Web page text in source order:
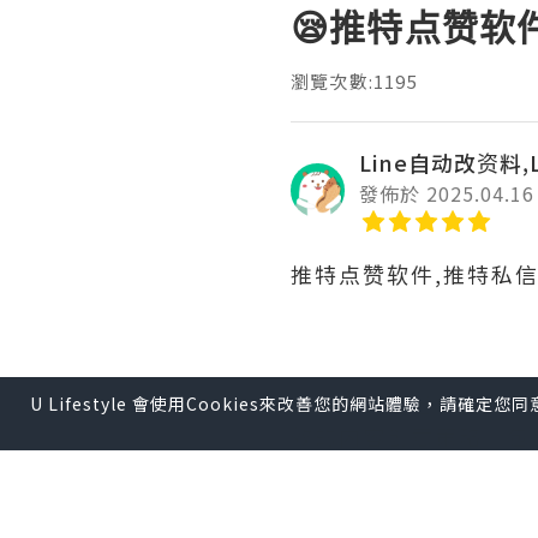
U Lifestyle 會使用Cookies來改善您的網站體驗，請確定您同
😪推特点赞软
瀏覽次數:1195
Line自动改资料
發佈於 2025.04.16
推特点赞软件,推特私
推特营销是当前企业